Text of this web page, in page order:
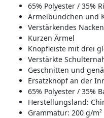
65% Polyester / 35%
Ärmelbündchen und
Verstärkendes
Kurzen Ärmel
Knopfleiste mit drei
Verstärkte
Geschnitten und
Ersatzknopf an der
65% Polyester / 35%
Herstellungsland:
Grammatur: 200 g/m²